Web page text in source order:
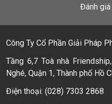
Đánh
Công Ty Cổ Phần Giải Pháp
Tầng 6,7 Toà nhà
Nghé, Quận 1, Thành phố Hồ
Điện thoại: (028) 7303 2868